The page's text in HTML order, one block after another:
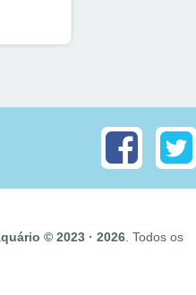
© 2023 · 2026 . Todos os